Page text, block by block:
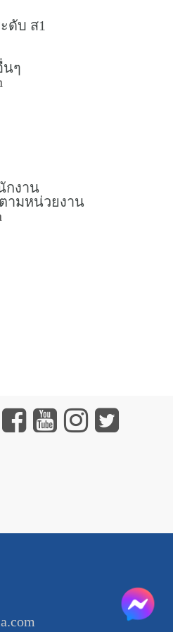
ดับ ส1
นๆ
กงาน
ามหน่วยงาน